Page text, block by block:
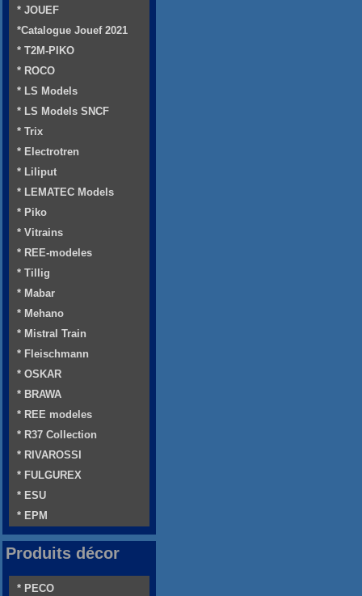
* JOUEF
*Catalogue Jouef 2021
* T2M-PIKO
* ROCO
* LS Models
* LS Models SNCF
* Trix
* Electrotren
* Liliput
* LEMATEC Models
* Piko
* Vitrains
* REE-modeles
* Tillig
* Mabar
* Mehano
* Mistral Train
* Fleischmann
* OSKAR
* BRAWA
* REE modeles
* R37 Collection
* RIVAROSSI
* FULGUREX
* ESU
* EPM
Produits décor
* PECO